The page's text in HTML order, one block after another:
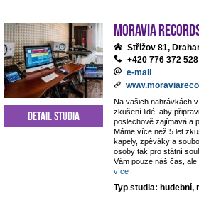
Moravia
Střížov 81,
+420 776 372 528
e-mail
Na vašich nahrávkách
zkušení lidé, aby
poslechově zajímavá a
Máme více než 5 let
kapely, zpěváky a
osoby tak pro státní
Vám pouze náš čas,
více
Typ studia: hudební,
Detail studia